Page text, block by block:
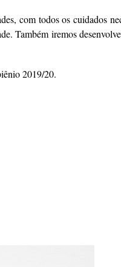
com todos os cuidados
Também iremos
2019/20.